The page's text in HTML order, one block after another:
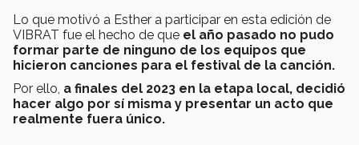
Lo que motivó a Esther a participar en esta edición de
VIBRAT fue el hecho de que el año pasado no pudo
formar parte de ninguno de los equipos que
hicieron canciones para el festival de la canción.
Por ello, a finales del 2023 en la etapa local, decidió
hacer algo por sí misma y presentar un acto que
realmente fuera único.